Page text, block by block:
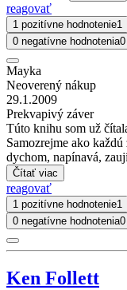
reagovať
1 pozitívne hodnotenie1
0 negatívne hodnotenia0
Mayka
Neoverený nákup
29.1.2009
Prekvapivý záver
Túto knihu som už
Samozrejme ako
dychom, napínavá,
Čítať viac
reagovať
1 pozitívne hodnotenie1
0 negatívne hodnotenia0
Ken Follett